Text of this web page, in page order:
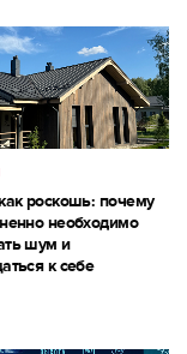
роскошь: почему
необходимо
шум и
к себе